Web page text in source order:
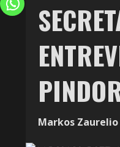
Markos Zaurelio